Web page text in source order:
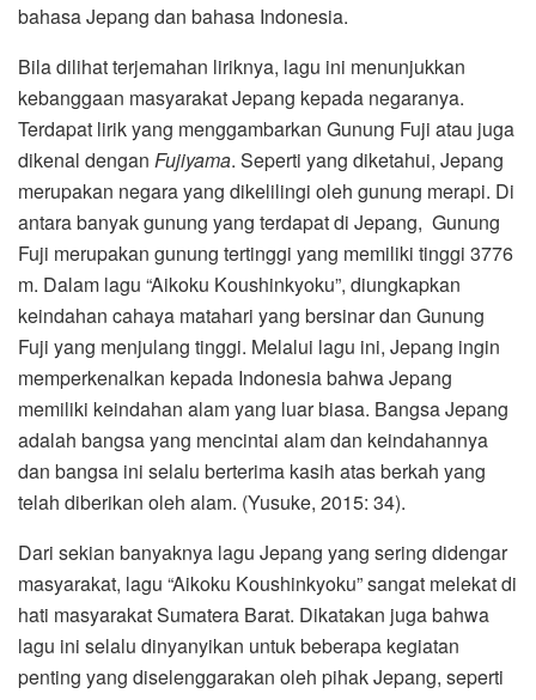
bahasa Jepang dan bahasa Indonesia.
Bila dilihat terjemahan liriknya, lagu ini menunjukkan
kebanggaan masyarakat Jepang kepada negaranya.
Terdapat lirik yang menggambarkan Gunung Fuji atau juga
dikenal dengan Fujiyama. Seperti yang diketahui, Jepang
merupakan negara yang dikelilingi oleh gunung merapi. Di
antara banyak gunung yang terdapat di Jepang, Gunung
Fuji merupakan gunung tertinggi yang memiliki tinggi 3776
m. Dalam lagu “Aikoku Koushinkyoku”, diungkapkan
keindahan cahaya matahari yang bersinar dan Gunung
Fuji yang menjulang tinggi. Melalui lagu ini, Jepang ingin
memperkenalkan kepada Indonesia bahwa Jepang
memiliki keindahan alam yang luar biasa. Bangsa Jepang
adalah bangsa yang mencintai alam dan keindahannya
dan bangsa ini selalu berterima kasih atas berkah yang
telah diberikan oleh alam. (Yusuke, 2015: 34).
Dari sekian banyaknya lagu Jepang yang sering didengar
masyarakat, lagu “Aikoku Koushinkyoku” sangat melekat di
hati masyarakat Sumatera Barat. Dikatakan juga bahwa
lagu ini selalu dinyanyikan untuk beberapa kegiatan
penting yang diselenggarakan oleh pihak Jepang, seperti